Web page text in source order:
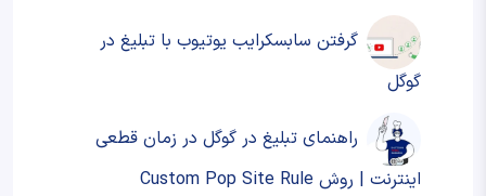
گرفتن سابسکرایب یوتیوب با تبلیغ در
گوگل
راهنمای تبلیغ در گوگل در زمان قطعی
اینترنت | روش Custom Pop Site Rule